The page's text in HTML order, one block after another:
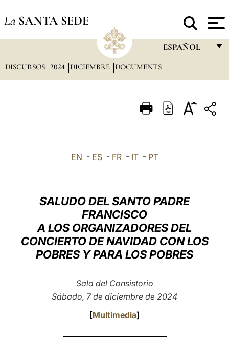
La SANTA SEDE
ESPAÑOL
ITALIANO
العربيّة
中文
LATINE
DISCURSOS 2024 DICIEMBRE DOCUMENTS
EN - ES- FR- IT- PT
SALUDO DEL SANTO PADRE
FRANCISCO
A LOS ORGANIZADORES DEL
CONCIERTO DE NAVIDAD CON LOS
POBRES Y PARA LOS POBRES
Sala del Consistorio
Sábado, 7 de diciembre de 2024
[Multimedia]